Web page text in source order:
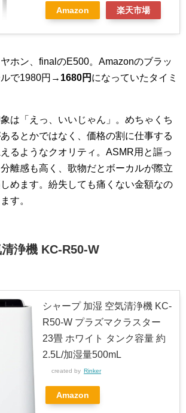
Amazon 楽天市場
ホン、finalのE500。Amazonのブラッ
で1980円→ 1680円 になっていたタイミ
は「えっ、いいじゃん」。めちゃくち
るとかではなく、価格の割に仕事する
るようなクオリティ。ASMR用と謳っ
離感も高く、歌物だとボーカルが際立
めます。紛失しても痛くない金額なの
す。
浄機 KC-R50-W
シャープ 加湿 空気清浄機 KC-
R50-W プラズマクラスター
23畳 ホワイト タンク容量 約
2.5L/加湿量500mL
created by Rinker
Amazon